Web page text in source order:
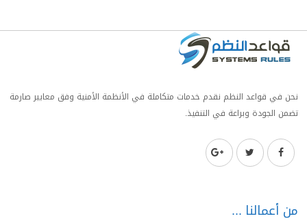
نحن في قواعد النظم نقدم خدمات متكاملة في الأنظمة الأمنية وفق معايير صارمة
تضمن الجودة وبراعة في التنفيذ.
من أعمالنا